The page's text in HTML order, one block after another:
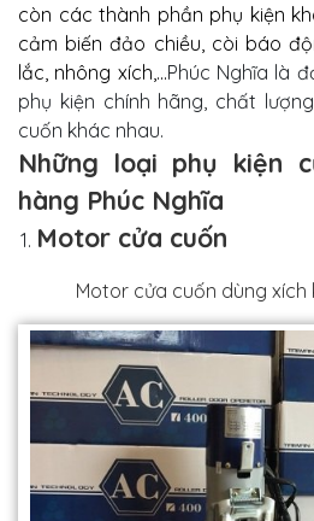
còn các thành phần phụ kiện
cảm biến đảo chiều, còi báo
lắc, nhông xích,...Phúc Nghĩa là
phụ kiện chính hãng, chất
cuốn khác nhau.
Những loại phụ kiện
hàng Phúc Nghĩa
Motor cửa cuốn
Motor cửa cuốn dùng xích